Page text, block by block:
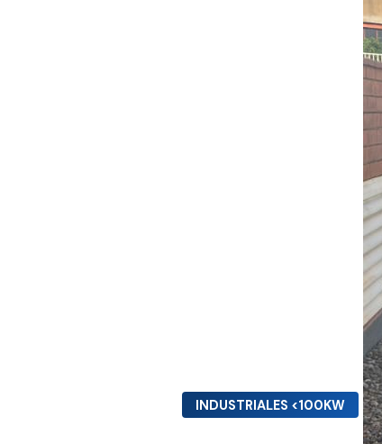
INDUSTRIALES <100KW